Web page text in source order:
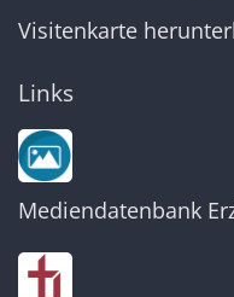
Visitenkarte
Links
Mediendatenbank